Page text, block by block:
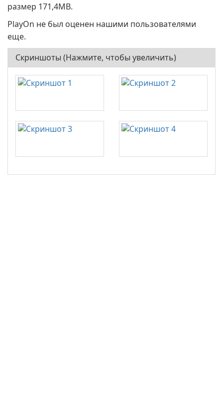
размер 171,4MB.
PlayOn не был оценен нашими пользователями
еще.
Скриншоты (Нажмите, чтобы увеличить)